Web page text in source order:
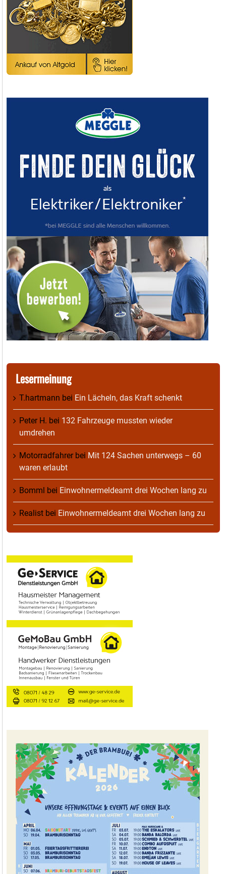
Lesermeinung
T.hartmann bei Ein Lächeln, das Kraft schenkt
Peter H. bei 132 Fahrzeuge mussten wieder
umdrehen
Motorradfahrerbei Mit 124 Sachen unterwegs – 60
waren erlaubt
Bomml bei Einwohnermeldeamt drei Wochen lang zu
Realist bei Einwohnermeldeamt drei Wochen lang zu